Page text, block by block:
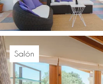
Salón